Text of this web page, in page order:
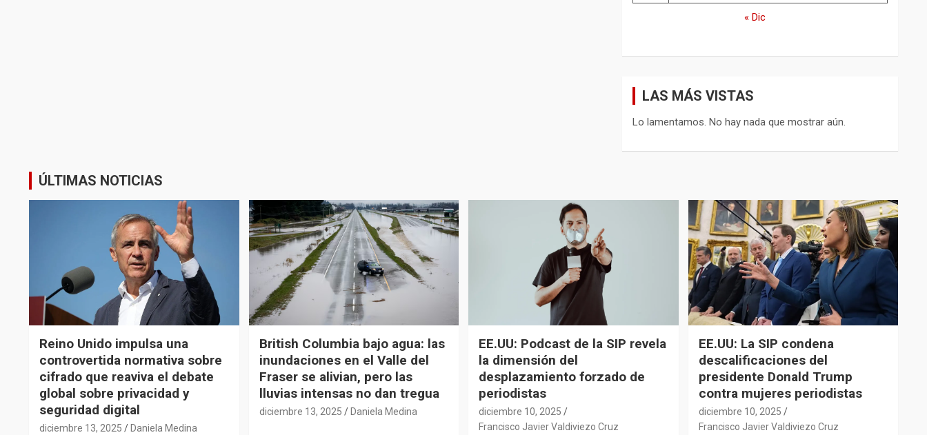
« Dic
LAS MÁS VISTAS
Lo lamentamos. No hay nada que mostrar aún.
ÚLTIMAS NOTICIAS
Reino Unido impulsa una
controvertida normativa sobre
cifrado que reaviva el debate
global sobre privacidad y
seguridad digital
diciembre 13, 2025 Daniela Medina
British Columbia bajo agua: las
inundaciones en el Valle del
Fraser se alivian, pero las
lluvias intensas no dan tregua
diciembre 13, 2025 Daniela Medina
EE.UU: Podcast de la SIP revela
la dimensión del
desplazamiento forzado de
periodistas
diciembre 10, 2025
Francisco Javier Valdiviezo Cruz
EE.UU: La SIP condena
descalificaciones del
presidente Donald Trump
contra mujeres periodistas
diciembre 10, 2025
Francisco Javier Valdiviezo Cruz